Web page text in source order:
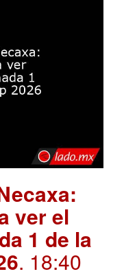
ver el
1 de la
. 18:40